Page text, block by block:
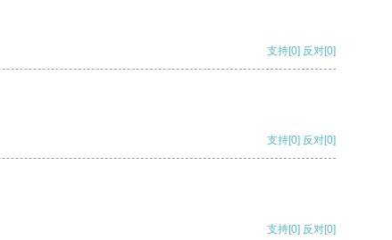
支持[0] 反对[0]
支持[0] 反对[0]
支持[0] 反对[0]